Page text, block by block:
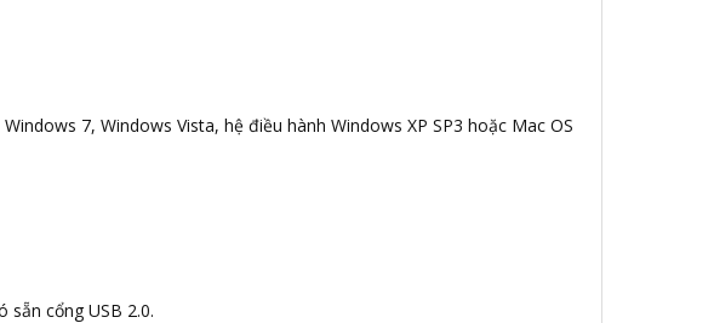
7, Windows Vista, hệ điều hành Windows XP SP3 hoặc Mac OS
sẵn cổng USB 2.0.